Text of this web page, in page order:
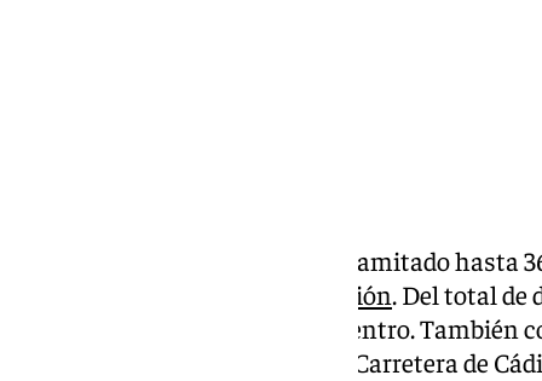
La Policía Local de Málaga ha tramitado hasta
espacios públicos sin autorización. Del total de
sido localizadas en el distrito Centro.
y tres en Cruz del Humilladero, Carretera de